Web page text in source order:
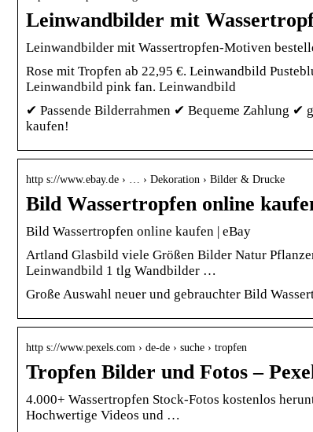
Leinwandbilder mit
Leinwandbilder mit Wassertropfen-Motiven
Rose mit Tropfen ab 22,95 €. Leinwandbild
Leinwandbild pink fan. Leinwandbild
✔ Passende Bilderrahmen ✔ Bequeme Zahlung ✔
kaufen!
http s://www.ebay.de › … › Dekoration › Bilder & Drucke
Bild Wassertropfen online
Bild Wassertropfen online kaufen | eBay
Artland Glasbild viele Größen Bilder Natur
Leinwandbild 1 tlg Wandbilder …
Große Auswahl neuer und gebrauchter Bild
http s://www.pexels.com › de-de › suche › tropfen
Tropfen Bilder und Fotos –
4.000+ Wassertropfen Stock-Fotos kostenlos
Hochwertige Videos und …